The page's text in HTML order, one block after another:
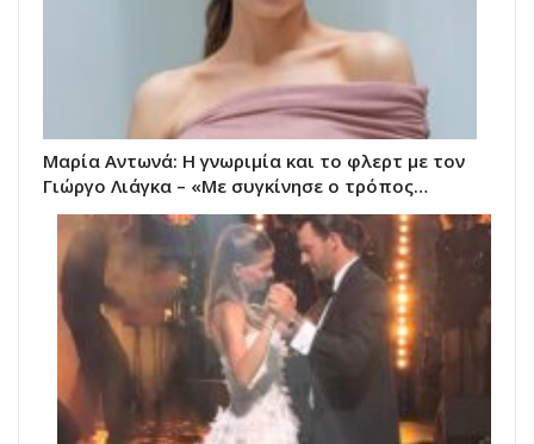
Μαρία Αντωνά: Η γνωριμία και το φλερτ με τον
Γιώργο Λιάγκα – «Με συγκίνησε ο τρόπος…